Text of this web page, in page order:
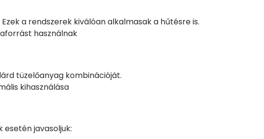
a rendszerek kiválóan alkalmasak a hűtésre is.
használnak
tüzelőanyag kombinációját.
kihasználása
javasoljuk: